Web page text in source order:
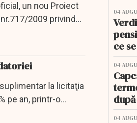
un nou Proiect
2009 privind
la licitaţia
pe an, printr-o...
04
ce
04
04